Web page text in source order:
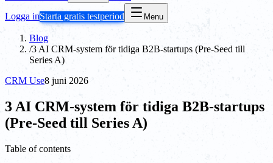
Logga inStarta gratis testperiod Menu
Blog
/3 AI CRM-system för tidiga B2B-startups (Pre-Seed till
Series A)
CRM Use8 juni 2026
3 AI CRM-system för tidiga B2B-startups
(Pre-Seed till Series A)
Table of contents